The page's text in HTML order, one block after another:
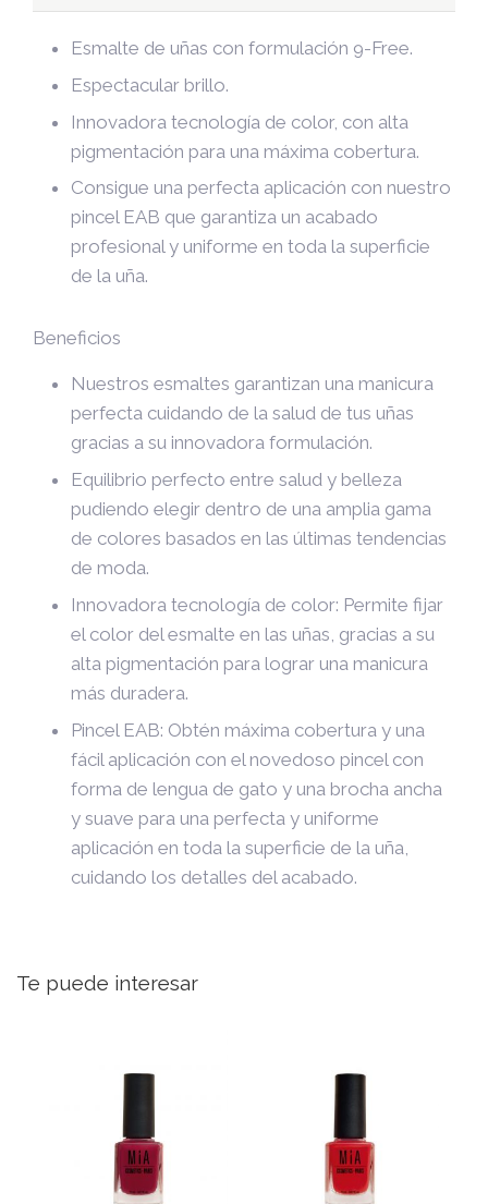
Esmalte de uñas con formulación 9-Free.
Espectacular brillo.
Innovadora tecnología de color, con alta
pigmentación para una máxima cobertura.
Consigue una perfecta aplicación con nuestro
pincel EAB que garantiza un acabado
profesional y uniforme en toda la superficie
de la uña.
Beneficios
Nuestros esmaltes garantizan una manicura
perfecta cuidando de la salud de tus uñas
gracias a su innovadora formulación.
Equilibrio perfecto entre salud y belleza
pudiendo elegir dentro de una amplia gama
de colores basados en las últimas tendencias
de moda.
Innovadora tecnología de color: Permite fijar
el color del esmalte en las uñas, gracias a su
alta pigmentación para lograr una manicura
más duradera.
Pincel EAB: Obtén máxima cobertura y una
fácil aplicación con el novedoso pincel con
forma de lengua de gato y una brocha ancha
y suave para una perfecta y uniforme
aplicación en toda la superficie de la uña,
cuidando los detalles del acabado.
Te puede interesar